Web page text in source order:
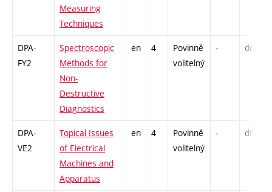
Measuring
Techniques
DPA-
FY2
Spectroscopic
Methods for
Non-
Destructive
Diagnostics
en 4
Povinně
volitelný
- drzk
DPA-
VE2
Topical Issues
of Electrical
Machines and
Apparatus
en 4
Povinně
volitelný
- drzk